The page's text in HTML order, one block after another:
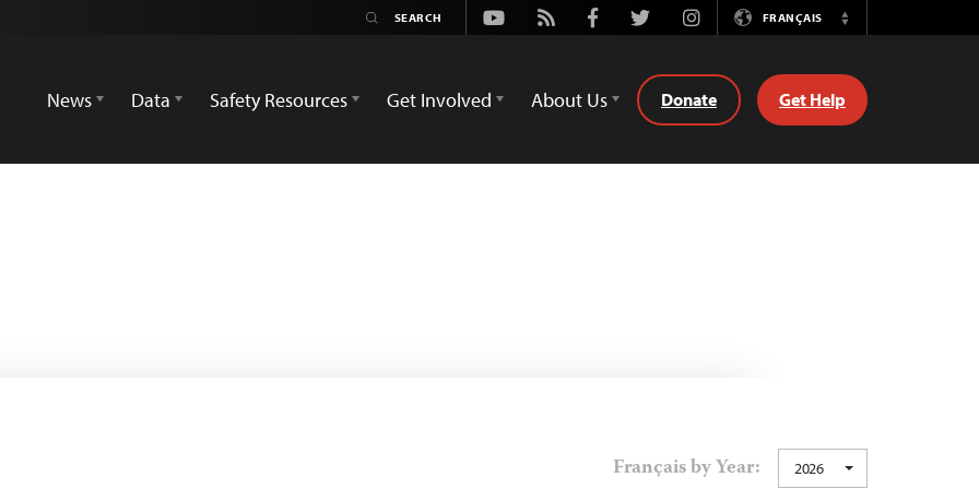
Youtube
Rss FacebookTwitterInstagramFRANÇAIS
Switch
News
Data Safety Resources Get Involved About Us Donate Get Help
Français by Year: 2026